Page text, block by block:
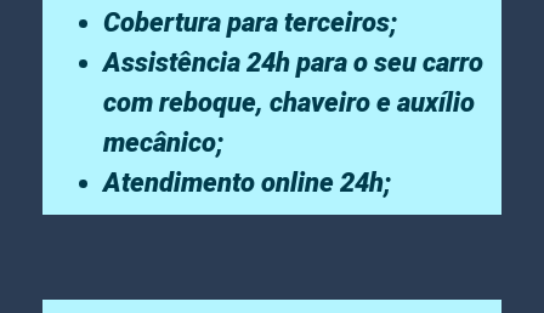
Cobertura para terceiros;
Assistência 24h para o seu carro
com reboque, chaveiro e auxílio
mecânico;
Atendimento online 24h;